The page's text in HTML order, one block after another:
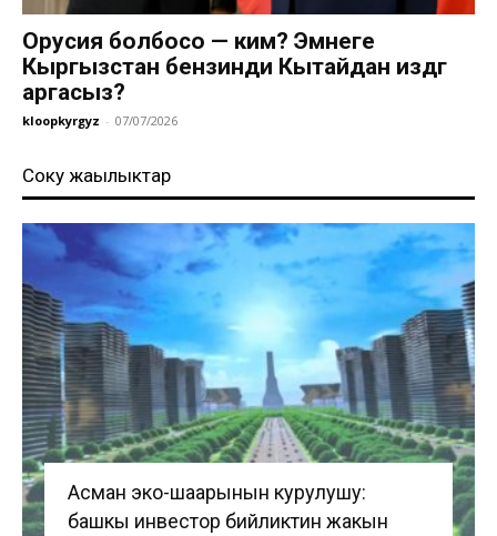
Орусия болбосо — ким? Эмнеге
Кыргызстан бензинди Кытайдан издөөгө
аргасыз?
kloopkyrgyz - 07/07/2026
Соңку жаңылыктар
Асман эко-шаарынын курулушу:
башкы инвестор бийликтин жакын